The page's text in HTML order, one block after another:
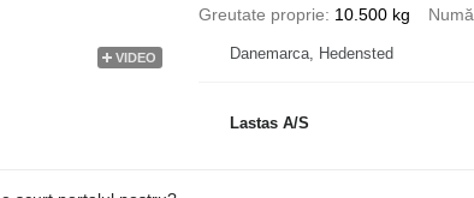
VIDEO
Greutate proprie
10.500 kg
Danemarca, Hedensted
Lastas A/S